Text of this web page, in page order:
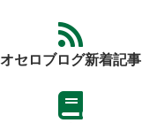
オセロブログ新着記事